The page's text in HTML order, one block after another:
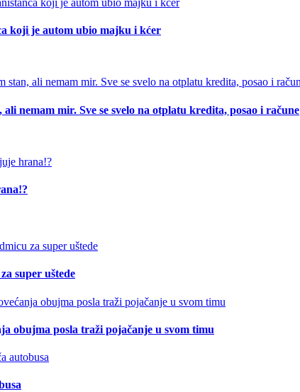
koji je autom ubio majku i kćer
nemam mir. Sve se svelo na otplatu kredita, posao i račune
super uštede
obujma posla traži pojačanje u svom timu